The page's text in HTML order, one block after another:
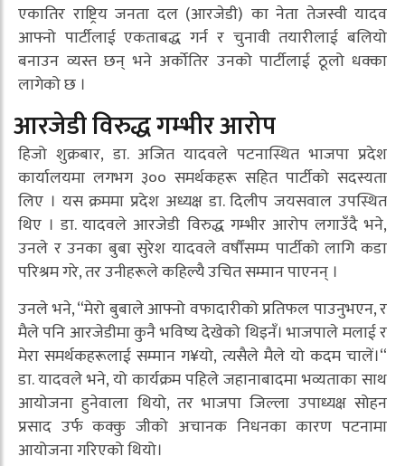
एकातिर राष्ट्रिय जनता दल (आरजेडी) का नेता तेजस्वी यादव
आफ्नो पार्टीलाई एकताबद्ध गर्न र चुनावी तयारीलाई बलियो
बनाउन व्यस्त छन् भने अर्कोतिर उनको पार्टीलाई ठूलो धक्का
लागेको छ ।
आरजेडी विरुद्ध गम्भीर आरोप
हिजो शुक्रबार, डा. अजित यादवले पटनास्थित भाजपा प्रदेश
कार्यालयमा लगभग ३०० समर्थकहरू सहित पार्टीको सदस्यता
लिए । यस क्रममा प्रदेश अध्यक्ष डा. दिलीप जयसवाल उपस्थित
थिए । डा. यादवले आरजेडी विरुद्ध गम्भीर आरोप लगाउँदै भने,
उनले र उनका बुबा सुरेश यादवले वर्षौंसम्म पार्टीको लागि कडा
परिश्रम गरे, तर उनीहरूले कहिल्यै उचित सम्मान पाएनन् ।
उनले भने, “मेरो बुबाले आफ्नो वफादारीको प्रतिफल पाउनुभएन, र
मैले पनि आरजेडीमा कुनै भविष्य देखेको थिइनँ। भाजपाले मलाई र
मेरा समर्थकहरूलाई सम्मान ग¥यो, त्यसैले मैले यो कदम चालें।“
डा. यादवले भने, यो कार्यक्रम पहिले जहानाबादमा भव्यताका साथ
आयोजना हुनेवाला थियो, तर भाजपा जिल्ला उपाध्यक्ष सोहन
प्रसाद उर्फ कक्कु जीको अचानक निधनका कारण पटनामा
आयोजना गरिएको थियो।